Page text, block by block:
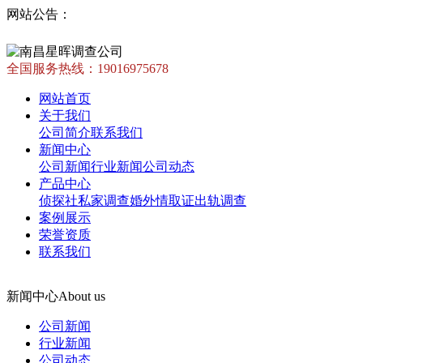
网站公告：
全国服务热线： 19016975678
网站首页
关于我们
公司简介联系我们
新闻中心
公司新闻行业新闻公司动态
产品中心
侦探社私家调查婚外情取证出轨调查
案例展示
荣誉资质
联系我们
新闻中心About us
公司新闻
行业新闻
公司动态